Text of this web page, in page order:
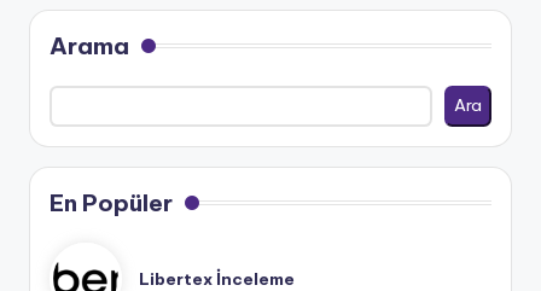
Arama
Ara
En Popüler
Libertex İnceleme